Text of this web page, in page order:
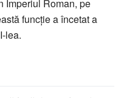
Imperiul Roman, pe
funcție a încetat a
lea.